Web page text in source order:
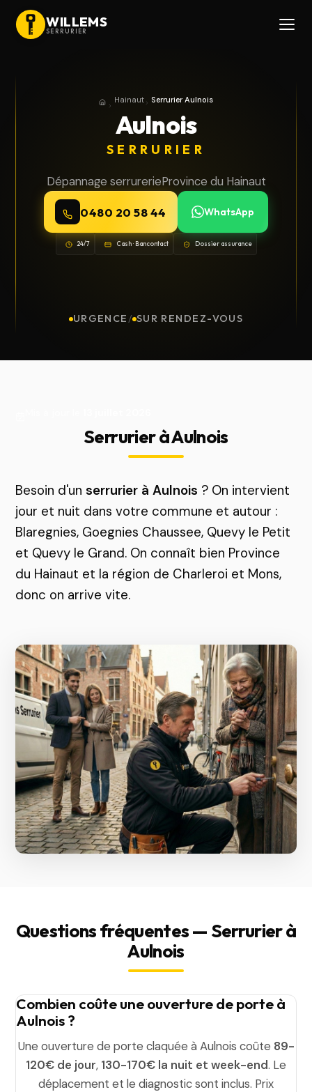
WILLEMS
SERRURIER
AccueilProvince du Hainaut
Hainaut Serrurier Aulnois
Aulnois
SERRURIER
Dépannage serrurerieProvince du Hainaut
0480 20 58 44 WhatsApp
24/7 Cash · Bancontact Dossier assurance
URGENCE / SUR RENDEZ-VOUS
Serrurier à Aulnois
Besoin d'unserrurier à Aulnois ? On intervient
jour et nuit dans votre commune et autour :
Blaregnies, Goegnies Chaussee, Quevy le Petit
et Quevy le Grand. On connaît bien Province
du Hainaut et la région de Charleroi et Mons,
donc on arrive vite.
Questions fréquentes — Serrurier à
Aulnois
Combien coûte une ouverture de porte à
Aulnois ?
Une ouverture de porte claquée à Aulnois coûte 89-
120€ de jour, 130-170€ la nuit et week-end. Le
déplacement et le diagnostic sont inclus. Prix